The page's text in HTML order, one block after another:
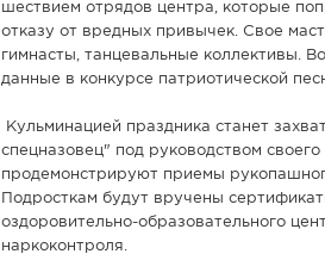
шествием отрядов центра, которые
отказу от вредных привычек. Свое
гимнасты, танцевальные коллективы.
данные в конкурсе патриотической
Кульминацией праздника станет
спецназовец" под руководством
продемонстрируют приемы
Подросткам будут вручены
оздоровительно-образовательного
наркоконтроля.